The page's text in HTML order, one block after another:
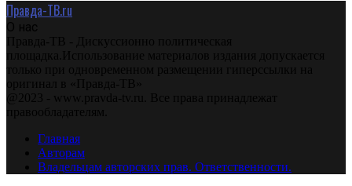
Правда-ТВ.ru
О нас
Правда-ТВ - Дискуссионно политическая
площадка.Использование материалов издания допускается
только при одновременном размещении гиперссылки на
оригинал в «Правда-ТВ»
@2023 - www.pravda-tv.ru. Все права принадлежат
правообладателям.
Главная
Авторам
Владельцам авторских прав. Ответственности.